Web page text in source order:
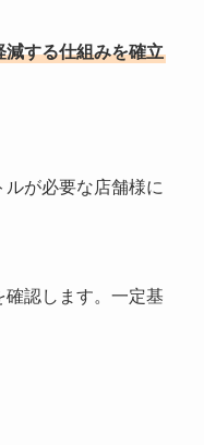
減する仕組みを確立
が必要な店舗様に
認します。一定基